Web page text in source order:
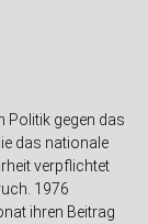
Politik gegen das
das nationale
verpflichtet
1976
ihren Beitrag